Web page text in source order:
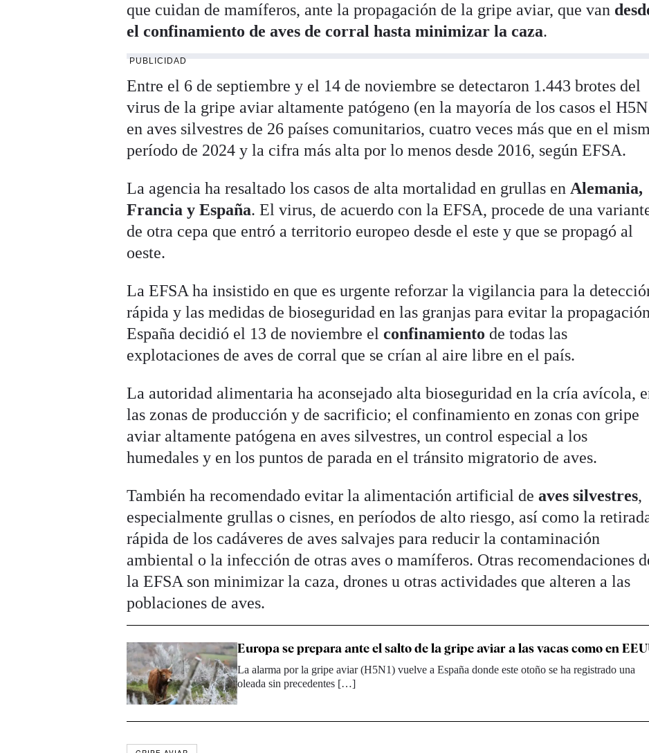
que cuidan de mamíferos, ante la propagación de la gripe aviar, que van
el confinamiento de aves de corral hasta minimizar la caza.
PUBLICIDAD
Entre el 6 de septiembre y el 14 de noviembre se detectaron 1.443 brotes del
virus de la gripe aviar altamente patógeno (en la mayoría de los casos el
en aves silvestres de 26 países comunitarios, cuatro veces más que en el
período de 2024 y la cifra más alta por lo menos desde 2016, según EFSA.
La agencia ha resaltado los casos de alta mortalidad en grullas en Alemania,
Francia y España. El virus, de acuerdo con la EFSA, procede de una
de otra cepa que entró a territorio europeo desde el este y que se propagó al
oeste.
La EFSA ha insistido en que es urgente reforzar la vigilancia para la
rápida y las medidas de bioseguridad en las granjas para evitar la
España decidió el 13 de noviembre elconfinamientode todas las
explotaciones de aves de corral que se crían al aire libre en el país.
La autoridad alimentaria ha aconsejado alta bioseguridad en la cría avícola,
las zonas de producción y de sacrificio; el confinamiento en zonas con gripe
aviar altamente patógena en aves silvestres, un control especial a los
humedales y en los puntos de parada en el tránsito migratorio de aves.
También ha recomendado evitar la alimentación artificial deaves silvestres,
especialmente grullas o cisnes, en períodos de alto riesgo, así como la
rápida de los cadáveres de aves salvajes para reducir la contaminación
ambiental o la infección de otras aves o mamíferos. Otras recomendaciones
la EFSA son minimizar la caza, drones u otras actividades que alteren a las
poblaciones de aves.
Europa se prepara ante el salto de la gripe aviar a las vacas como en
La alarma por la gripe aviar (H5N1) vuelve a España donde este otoño se ha registrado una
oleada sin precedentes […]